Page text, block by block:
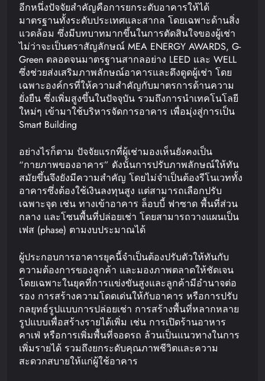
อีกหนึ่งปัจจัยสำคัญคือการยกระดับอาคารให้ได้
มาตรฐานทั้งระดับประเทศและสากล โดยเฉพาะด้านสิ่ง
แวดล้อม ซึ่งมีบทบาทมากขึ้นในการตัดสินใจของผู้เช่า
ไม่ว่าจะเป็นตราสัญลักษณ์ MEA ENERGY AWARDS, G-
Green ตลอดจนมาตรฐานสากลอย่าง LEED และ WELL
ซึ่งช่วยส่งเสริมภาพลักษณ์อาคารและดึงดูดผู้เช่า โดย
เฉพาะองค์กรที่ให้ความสำคัญกับมาตรการด้านความ
ยั่งยืน ซึ่งเพิ่มสูงขึ้นในปัจจุบัน รวมถึงการนำเทคโนโลยี
ใหม่ๆ เข้ามาใช้บริหารจัดการอาคาร เพื่อมุ่งสู่การเป็น
Smart Building
อย่างไรก็ตาม ปัจจัยแรกที่ผู้เช่ามองเห็นยังคงเป็น
“กายภาพของอาคาร” ดังนั้นการปรับภาพลักษณ์ให้ทัน
สมัยขึ้นจึงยังมีความสำคัญ โดยไม่จำเป็นต้องรีโนเวททั้ง
อาคารซึ่งต้องใช้เงินลงทุนสูง แต่สามารถเลือกปรับ
เฉพาะจุด เช่น ทางเข้าอาคาร ล็อบบี้ ฟาซาด พื้นที่ส่วน
กลาง และโซนพื้นที่ปล่อยเช่า โดยสามารถวางแผนเป็น
เฟส (phase) ตามงบประมาณได้
ผู้ประกอบการอาคารยุคนี้จำเป็นต้องปรับตัวให้ทันกับ
ความต้องการของลูกค้า และมองภาพตลาดให้ชัดเจน
โดยเฉพาะในยุคที่การแข่งขันสูงและลูกค้ามีอำนาจต่อ
รอง การสร้างความโดดเด่นให้กับอาคาร หรือการปรับ
กลยุทธ์รูปแบบการปล่อยเช่า การสร้างพื้นที่หลากหลาย
รูปแบบเพื่อสร้างรายได้เพิ่ม เช่น การเปิดร้านอาหาร
คาเฟ่ หรือการเพิ่มพื้นที่จอดรถ ล้วนเป็นแนวทางในการ
เพิ่มรายได้ รวมถึงยกระดับคุณภาพชีวิตและความ
สะดวกสบายให้แก่ผู้ใช้อาคาร